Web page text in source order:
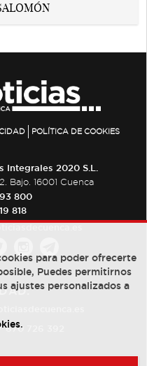
POLÍTICA DE COOKIES
Integrales 2020 S.L.
Bajo. 16001 Cuenca
800
818
670 726 392
para poder ofrecerte
Puedes permitirnos
ajustes personalizados a
.